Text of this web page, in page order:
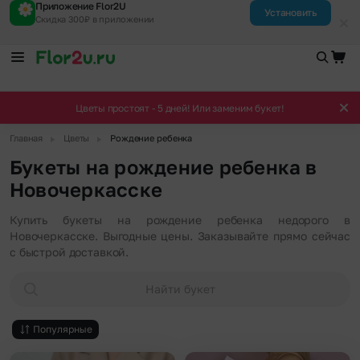
Приложение Flor2U
Скидка 300₽ в приложении
Установить
Цветы простоят - 5 дней! Или заменим букет!
Главная Цветы Рождение ребенка
Букеты на рождение ребенка в
Новочеркасске
Купить букеты на рождение ребенка недорого в
Новочеркасске. Выгодные цены. Заказывайте прямо сейчас
с быстрой доставкой.
Найти букет
Популярные